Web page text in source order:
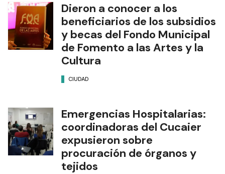
Dieron a conocer a los
beneficiarios de los subsidios
y becas del Fondo Municipal
de Fomento a las Artes y la
Cultura
CIUDAD
Emergencias Hospitalarias:
coordinadoras del Cucaier
expusieron sobre
procuración de órganos y
tejidos